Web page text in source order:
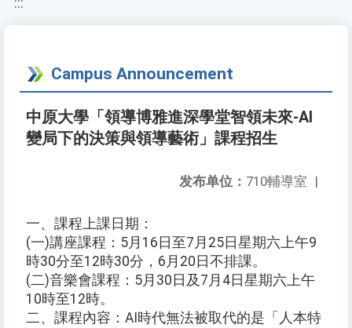
:::
Campus Announcement
中原大學「領導博雅進深學堂智領未來-AI
變局下的決策與領導藝術」課程招生
发布单位： 710輔導室 |
一、課程上課日期：
(一)講座課程：5月16日至7月25日星期六上午9
時30分至12時30分，6月20日不排課。
(二)音樂會課程：5月30日及7月4日星期六上午
10時至12時。
二、課程內容：AI時代無法被取代的是「人本特